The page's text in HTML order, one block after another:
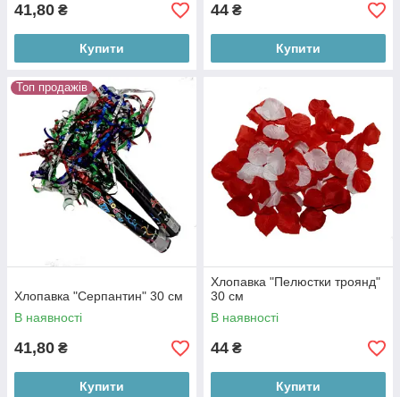
41,80 ₴
Купити
44 ₴
Купити
Топ продажів
Хлопавка "Серпантин" 30 см
В наявності
41,80 ₴
Купити
Хлопавка "Пелюстки троянд"
30 см
В наявності
44 ₴
Купити